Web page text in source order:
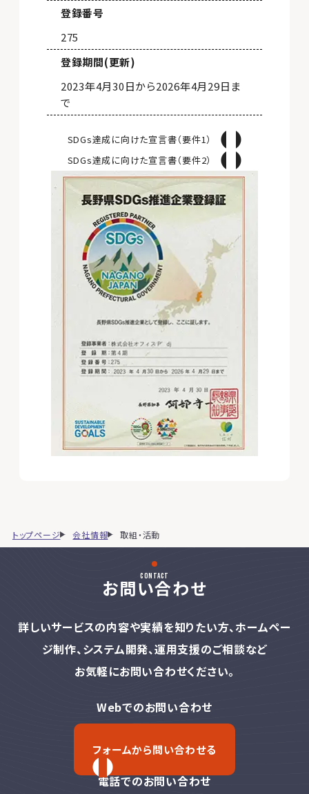
登録番号
275
登録期間(更新)
2023年4月30日から2026年4月29日ま
で
SDGs達成に向けた宣言書（要件1）
SDGs達成に向けた宣言書（要件2）
トップページ 会社情報 取組・活動
contact
お問い合わせ
詳しいサービスの内容や実績を知りたい方、 ホームペー
ジ制作、システム開発、運用支援のご相談など
お気軽にお問い合わせください。
Webでのお問い合わせ
フォームから問い合わせる
電話でのお問い合わせ